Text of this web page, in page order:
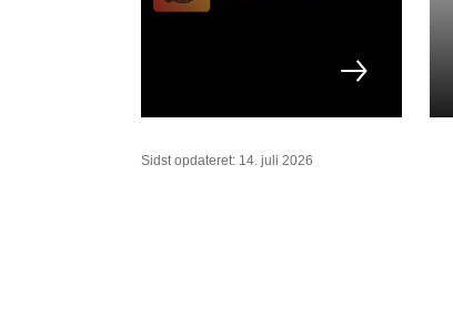
Sidst opdateret: 14. juli 2026